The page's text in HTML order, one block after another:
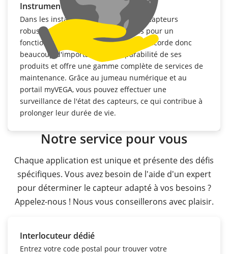
Instruments de mesure durables
Dans les installations chimiques, des capteurs
robustes et durables sont essentiels pour un
fonctionnement plus pérenne. VEGA accorde donc
beaucoup d'importance à la réparabilité de ses
produits et offre une gamme complète de services de
maintenance. Grâce au jumeau numérique et au
portail myVEGA, vous pouvez effectuer une
surveillance de l'état des capteurs, ce qui contribue à
prolonger leur durée de vie.
Notre service pour vous
Chaque application est unique et présente des défis
spécifiques. Vous avez besoin de l'aide d'un expert
pour déterminer le capteur adapté à vos besoins ?
Appelez-nous ! Nous vous conseillerons avec plaisir.
Interlocuteur dédié
Entrez votre code postal pour trouver votre